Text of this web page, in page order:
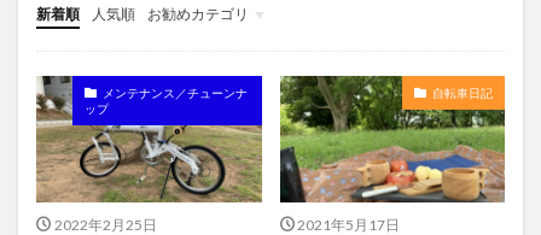
新着順 人気順
お勧めカテゴリ
「エイジングチャリダー」の休憩所
メンテナンス／チューンナ
ップ
2022年2月25日
自転車日記
2021年5月17日